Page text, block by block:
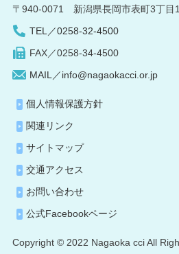
〒940-0071 新潟県長岡市表町3丁
TEL／0258-32-4500
FAX／0258-34-4500
MAIL／info@nagaokacci.or.jp
個人情報保護方針
関連リンク
サイトマップ
交通アクセス
お問い合わせ
公式Facebookページ
Copyright © 2022 Nagaoka cci All